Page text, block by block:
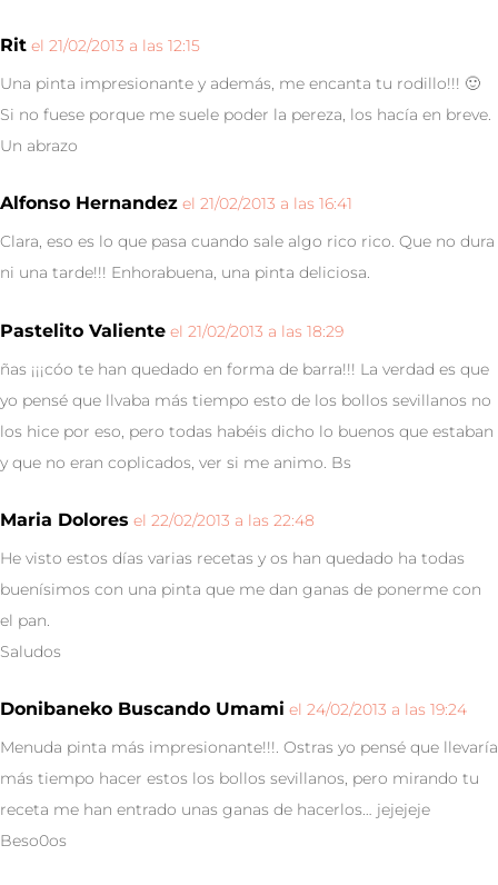
Rit el 21/02/2013 a las 12:15
Una pinta impresionante y además, me encanta tu rodillo!!! 🙂
Si no fuese porque me suele poder la pereza, los hacía en breve.
Un abrazo
Alfonso Hernandez el 21/02/2013 a las 16:41
Clara, eso es lo que pasa cuando sale algo rico rico. Que no dura
ni una tarde!!! Enhorabuena, una pinta deliciosa.
Pastelito Valiente el 21/02/2013 a las 18:29
ñas ¡¡¡cóo te han quedado en forma de barra!!! La verdad es que
yo pensé que llvaba más tiempo esto de los bollos sevillanos no
los hice por eso, pero todas habéis dicho lo buenos que estaban
y que no eran coplicados, ver si me animo. Bs
Maria Dolores el 22/02/2013 a las 22:48
He visto estos días varias recetas y os han quedado ha todas
buenísimos con una pinta que me dan ganas de ponerme con
el pan.
Saludos
Donibaneko Buscando Umami el 24/02/2013 a las 19:24
Menuda pinta más impresionante!!!. Ostras yo pensé que llevaría
más tiempo hacer estos los bollos sevillanos, pero mirando tu
receta me han entrado unas ganas de hacerlos… jejejeje
Beso0os